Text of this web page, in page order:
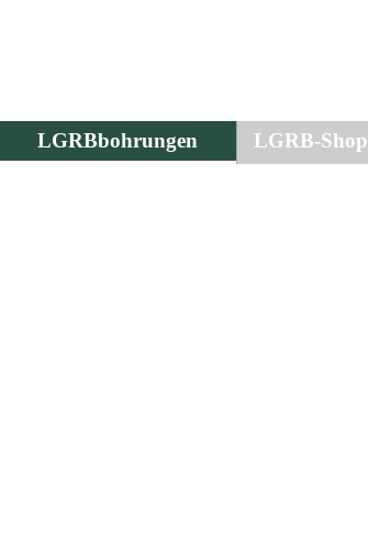
LGRBbohrungen LGRB-Shop